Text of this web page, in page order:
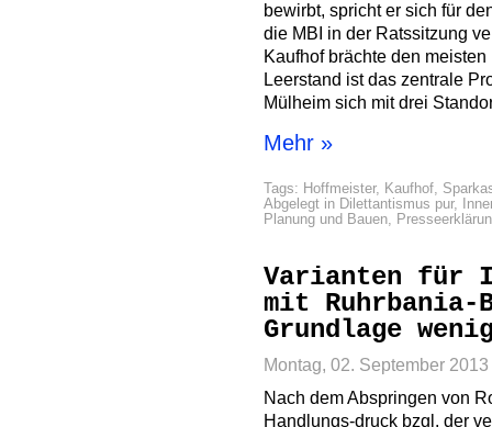
bewirbt, spricht er sich für
die MBI in der Ratssitzung
Kaufhof brächte den
Leerstand ist das zentrale
Mülheim sich mit drei
Mehr »
Tags: Hoffmeister, Kaufhof,
Abgelegt in Dilettantismus pur,
Planung und Bauen,
Varianten für
mit Ruhrbania-
Grundlage
Montag, 02. September 2013
Nach dem Abspringen von
Handlungs-druck bzgl. der